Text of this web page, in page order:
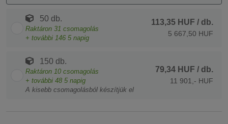
50 db.
Raktáron 31 csomagolás
+ további 146 5 napig
113,35 HUF / db.
5 667,50 HUF
150 db.
Raktáron 10 csomagolás
+ további 48 5 napig
A kisebb csomagolásból készítjük el
79,34 HUF / db.
11 901,- HUF